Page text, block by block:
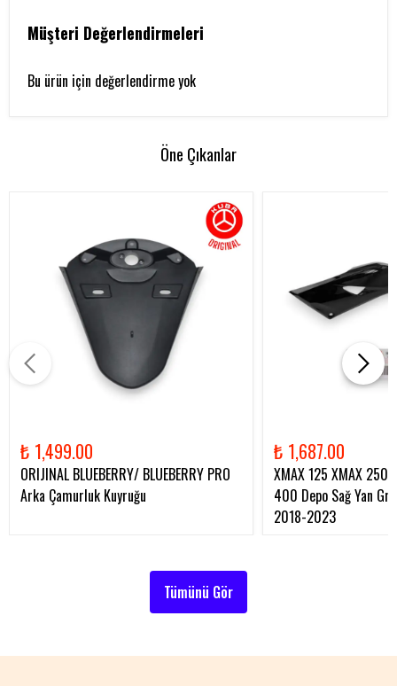
Müşteri Değerlendirmeleri
Bu ürün için değerlendirme yok
Öne Çıkanlar
₺ 1,499.00
ORIJINAL BLUEBERRY/ BLUEBERRY PRO
Arka Çamurluk Kuyruğu
₺ 1,687.00
XMAX 125 XMAX 250
400 Depo Sağ Yan
2018-2023
Tümünü Gör